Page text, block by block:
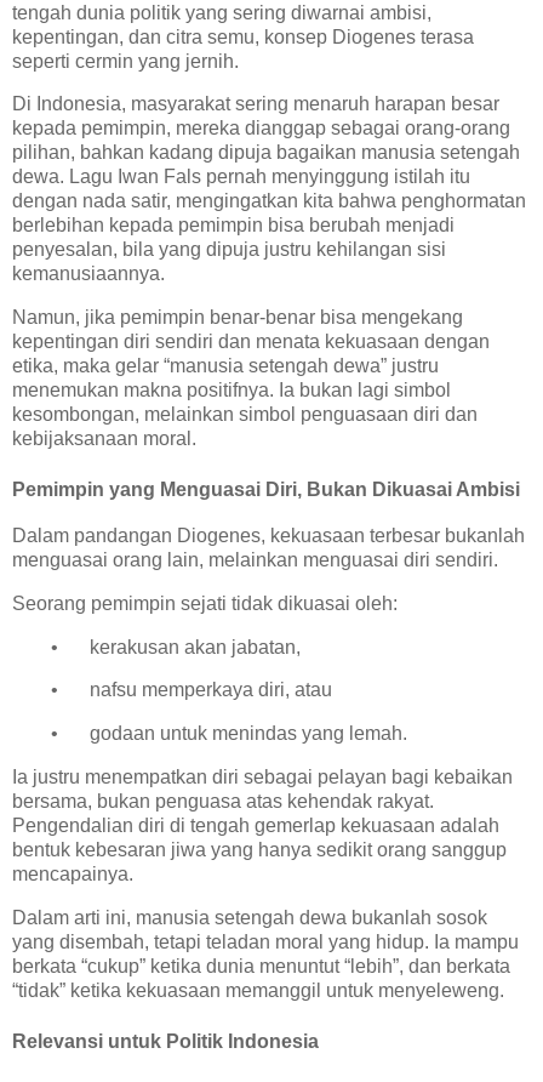
tengah dunia politik yang sering diwarnai ambisi,
kepentingan, dan citra semu, konsep Diogenes terasa
seperti cermin yang jernih.
Di Indonesia, masyarakat sering menaruh harapan besar
kepada pemimpin, mereka dianggap sebagai orang-orang
pilihan, bahkan kadang dipuja bagaikan manusia setengah
dewa. Lagu Iwan Fals pernah menyinggung istilah itu
dengan nada satir, mengingatkan kita bahwa penghormatan
berlebihan kepada pemimpin bisa berubah menjadi
penyesalan, bila yang dipuja justru kehilangan sisi
kemanusiaannya.
Namun, jika pemimpin benar-benar bisa mengekang
kepentingan diri sendiri dan menata kekuasaan dengan
etika, maka gelar “manusia setengah dewa” justru
menemukan makna positifnya. Ia bukan lagi simbol
kesombongan, melainkan simbol penguasaan diri dan
kebijaksanaan moral.
Pemimpin yang Menguasai Diri, Bukan Dikuasai Ambisi
Dalam pandangan Diogenes, kekuasaan terbesar bukanlah
menguasai orang lain, melainkan menguasai diri sendiri.
Seorang pemimpin sejati tidak dikuasai oleh:
• kerakusan akan jabatan,
• nafsu memperkaya diri, atau
• godaan untuk menindas yang lemah.
Ia justru menempatkan diri sebagai pelayan bagi kebaikan
bersama, bukan penguasa atas kehendak rakyat.
Pengendalian diri di tengah gemerlap kekuasaan adalah
bentuk kebesaran jiwa yang hanya sedikit orang sanggup
mencapainya.
Dalam arti ini, manusia setengah dewa bukanlah sosok
yang disembah, tetapi teladan moral yang hidup. Ia mampu
berkata “cukup” ketika dunia menuntut “lebih”, dan berkata
“tidak” ketika kekuasaan memanggil untuk menyeleweng.
Relevansi untuk Politik Indonesia